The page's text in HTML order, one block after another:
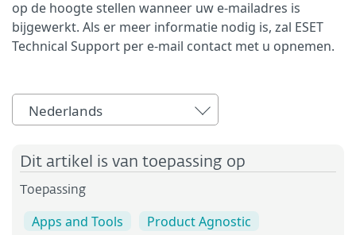
op de hoogte stellen wanneer uw e-mailadres is
bijgewerkt. Als er meer informatie nodig is, zal ESET
Technical Support per e-mail contact met u opnemen.
Nederlands
Dit artikel is van toepassing op
Toepassing
Apps and Tools
Product Agnostic